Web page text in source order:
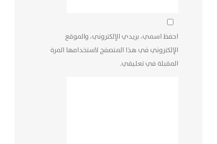
احفظ اسمي، بريدي الإلكتروني، والموقع
الإلكتروني في هذا المتصفح لاستخدامها المرة
المقبلة في تعليقي.